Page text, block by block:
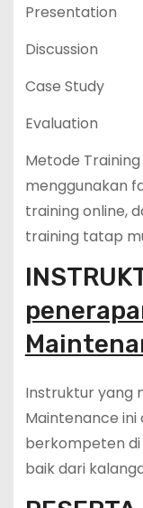
Presentation
Discussion
Case Study
Evaluation
Metode
menggunakan
training online,
training tatap
Instruktur yang
Maintenance
berkompeten
baik dari